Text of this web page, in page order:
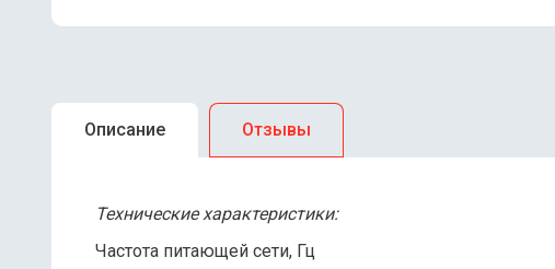
Описание Отзывы
Технические характеристики:
Частота питающей сети, Гц